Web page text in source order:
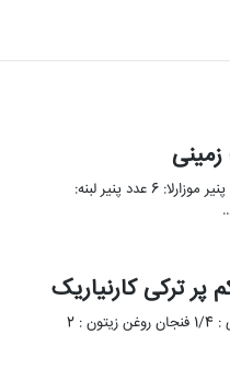
مواد لازم: سیب زمینی: 4 عدد متوسط پنیر موزارلا: 6 عدد پنیر لبنه:
مواد لازم: بادمجان : 6 عدد روغن نباتی : 1/4 فنجان روغن زیتون : 2